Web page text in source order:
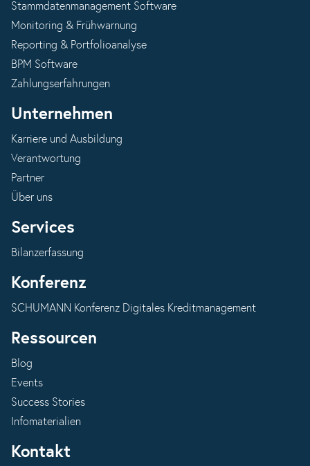
Stammdatenmanagement Software
Monitoring & Frühwarnung
Reporting & Portfolioanalyse
BPM Software
Zahlungserfahrungen
Unternehmen
Karriere und Ausbildung
Verantwortung
Partner
Über uns
Services
Bilanzerfassung
Konferenz
SCHUMANN Konferenz Digitales Kreditmanagement
Ressourcen
Blog
Events
Success Stories
Infomaterialien
Kontakt